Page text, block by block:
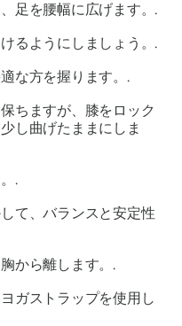
足を腰幅に広げます。.
るようにしましょう。.
な方を握ります。.
ちますが、膝をロック
し曲げたままにしま
.
て、バランスと安定性
から離します。.
ガストラップを使用し